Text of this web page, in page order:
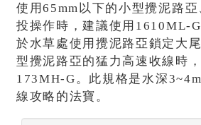
使用65mm以下的小型攪泥路
投操作時，建議使用1610ML-G
於水草處使用攪泥路亞鎖定大
型攪泥路亞的猛力高速收線時
173MH-G。此規格是水深
線攻略的法寶。